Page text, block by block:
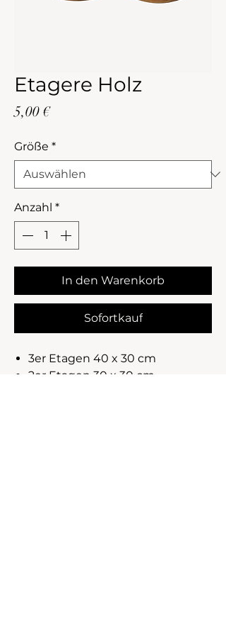
Etagere Holz
5,00 €Preis
Größe *
Anzahl *
In den Warenkorb
Sofortkauf
3er Etagen 40 x 30 cm
2er Etagen 30 x 30 cm